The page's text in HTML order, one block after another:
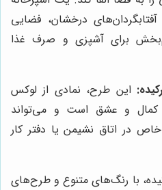
آفتابگردان‌های درخشان، فضایی
برای آشپزی و صرف غذا
این طرح، نمادی از لوکس
کمال و عشق است و می‌تواند
در اتاق نشیمن یا دفتر کار
با رنگ‌های متنوع و طرح‌های